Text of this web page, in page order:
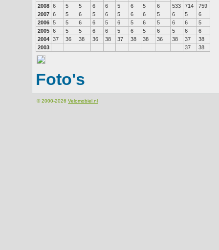
2008 6 5 5 6 6 5 6 5 6 533 714
759
2007 6 5 6 5 6 5 6 6 5 6 5
6
2006 5 5 6 6 5 6 5 6 5 6 6
5
2005 6 5 5 6 6 5 6 5 6 5 6
6
2004 37 36 38 36 38 37 38 38 36 38 37
38
2003
37 38
Foto's
© 2000-2026 Velomobiel.nl